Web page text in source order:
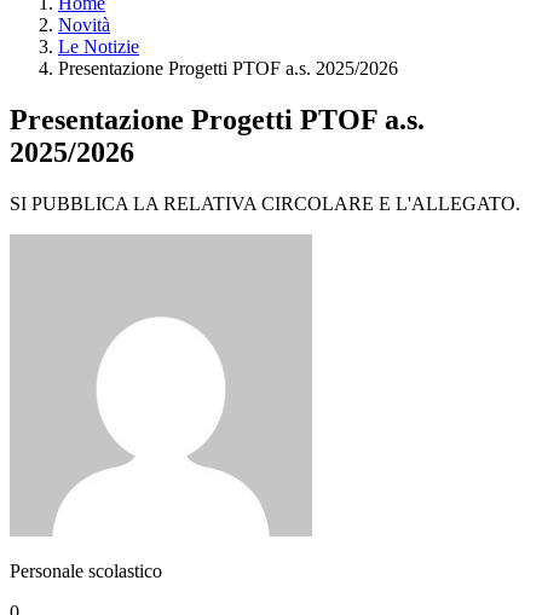
Novità
Le Notizie
Presentazione Progetti PTOF a.s. 2025/2026
Presentazione Progetti PTOF a.s.
2025/2026
SI PUBBLICA LA RELATIVA CIRCOLARE E L'ALLEGATO.
Personale scolastico